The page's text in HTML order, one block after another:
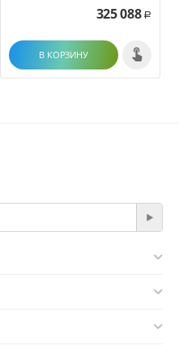
325 088 Р
В КОРЗИНУ